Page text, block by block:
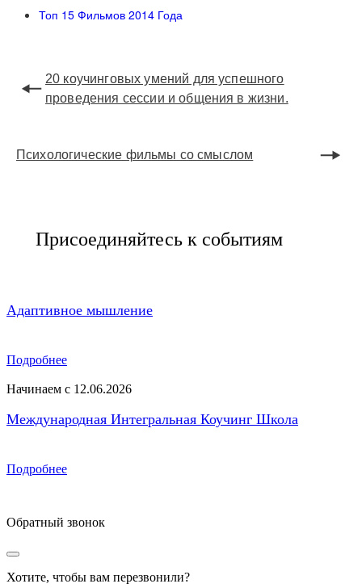
Топ 15 Фильмов 2014 Года
20 коучинговых умений для успешного
проведения сессии и общения в жизни.
Психологические фильмы со смыслом
Присоединяйтесь к событиям
Адаптивное мышление
Подробнее
Начинаем с 12.06.2026
Международная Интегральная Коучинг Школа
Подробнее
Обратный звонок
Хотите, чтобы вам перезвонили?